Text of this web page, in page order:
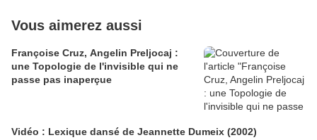
Vous aimerez aussi
Françoise Cruz, Angelin Preljocaj :
une Topologie de l'invisible qui ne
passe pas inaperçue
Vidéo : Lexique dansé de Jeannette Dumeix (2002)